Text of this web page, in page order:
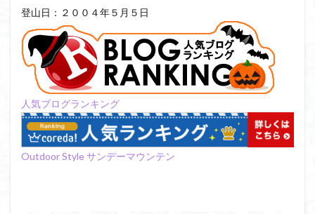
登山日：２００４年５月５日
人気ブログランキング
Outdoor Style サンデーマウンテン
明神峠
旧白神ブナ倶楽部
日野町
日蓮宗総本山 日帰り
日和田山
新穂高ロープウェイ
新潟平野西縁
強風
斜陽館
接触変成岩 所沢
慶良間諸島
愛知県
愛犬 愛宕神社 愛宕山
恵那市
心太店
徳島県 御手洗神社 御嶽山
後蔵
白樺林
白鳥山 奥飛騨 近江富士
金精山
金山城
金尾山 金勝山